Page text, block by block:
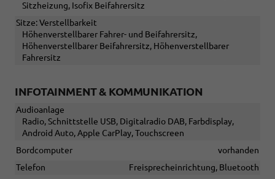
Sitzheizung, Isofix Beifahrersitz
Sitze: Verstellbarkeit
Höhenverstellbarer Fahrer- und Beifahrersitz,
Höhenverstellbarer Beifahrersitz, Höhenverstellbarer
Fahrersitz
INFOTAINMENT & KOMMUNIKATION
Audioanlage
Radio, Schnittstelle USB, Digitalradio DAB, Farbdisplay,
Android Auto, Apple CarPlay, Touchscreen
Bordcomputer
vorhanden
Telefon
Freisprecheinrichtung, Bluetooth